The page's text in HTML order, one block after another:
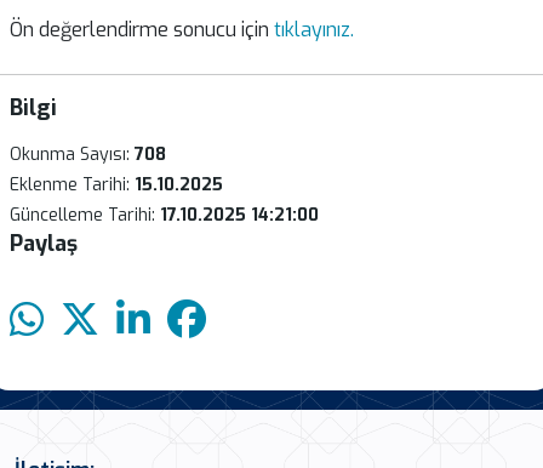
Ön değerlendirme sonucu için tıklayınız.
Bilgi
Okunma Sayısı: 708
Eklenme Tarihi: 15.10.2025
Güncelleme Tarihi: 17.10.2025 14:21:00
Paylaş